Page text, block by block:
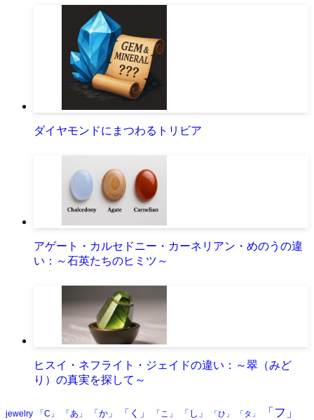
ダイヤモンドにまつわるトリビア
アゲート・カルセドニー・カーネリアン・めのうの違
い：～石英たちのヒミツ～
ヒスイ・ネフライト・ジェイドの違い：～翠（みど
り）の真実を探して～
jewelry 「C」 「あ」 「か」 「く」 「こ」 「し」 「ひ」 「タ」 「フ」